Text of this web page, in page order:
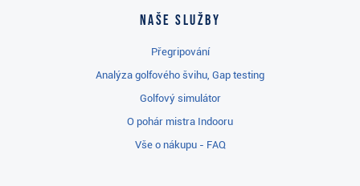
Naše služby
Přegripování
Analýza golfového švihu, Gap testing
Golfový simulátor
O pohár mistra Indooru
Vše o nákupu - FAQ